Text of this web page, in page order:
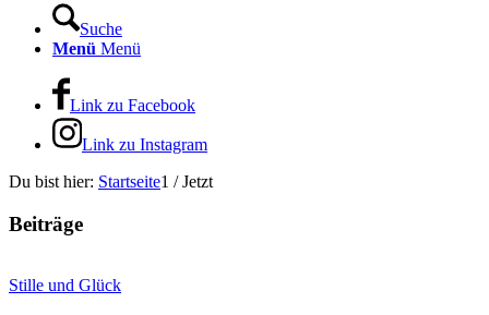
Suche
Menü Menü
Link zu Facebook
Link zu Instagram
Du bist hier: Startseite1 / Jetzt
Beiträge
Stille und Glück